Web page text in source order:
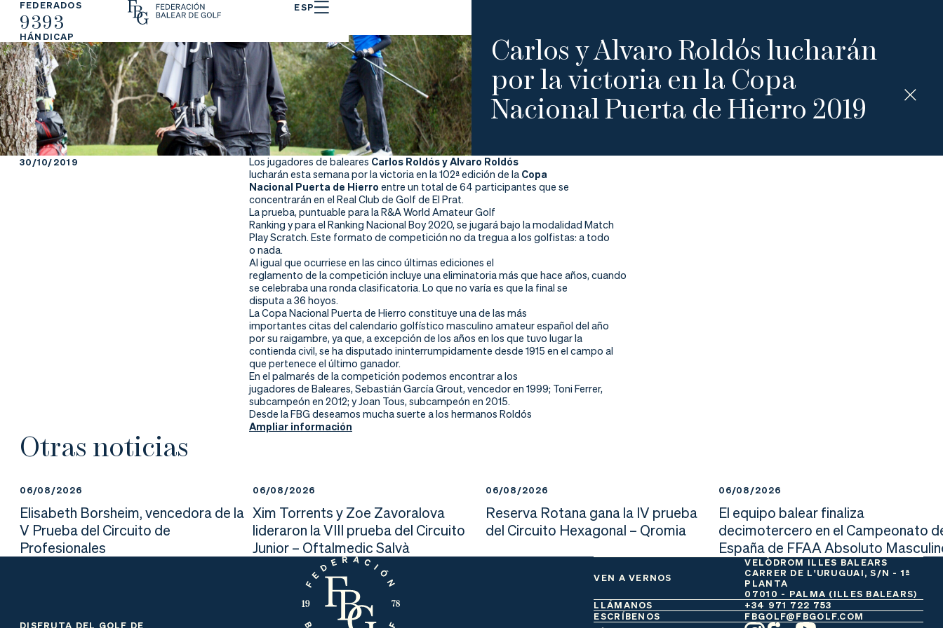
FEDERADOS
9393
HÁNDICAP
ESP
La
Fe
de
ra
ci
Fe
de
ra
rs
e
Ju
ga
r
Carlos y Alvaro Roldós lucharán
por la victoria en la Copa
Nacional Puerta de Hierro 2019
30/10/2019 Los jugadores de baleares Carlos Roldós y Alvaro Roldós
lucharán esta semana por la victoria en la 102ª edición de la Copa
Nacional Puerta de Hierro entre un total de 64 participantes que se
concentrarán en el Real Club de Golf de El Prat.
La prueba, puntuable para la R&A World Amateur Golf
Ranking y para el Ranking Nacional Boy 2020, se jugará bajo la modalidad Match
Play Scratch. Este formato de competición no da tregua a los golfistas: a todo
o nada.
Al igual que ocurriese en las cinco últimas ediciones el
reglamento de la competición incluye una eliminatoria más que hace años, cuando
se celebraba una ronda clasificatoria. Lo que no varía es que la final se
disputa a 36 hoyos.
La Copa Nacional Puerta de Hierro constituye una de las más
importantes citas del calendario golfístico masculino amateur español del año
por su raigambre, ya que, a excepción de los años en los que tuvo lugar la
contienda civil, se ha disputado ininterrumpidamente desde 1915 en el campo al
que pertenece el último ganador.
En el palmarés de la competición podemos encontrar a los
jugadores de Baleares, Sebastián García Grout, vencedor en 1999; Toni Ferrer,
subcampeón en 2012; y Joan Tous, subcampeón en 2015.
Desde la FBG deseamos mucha suerte a los hermanos Roldós
Ampliar información
Otras noticias
06/08/2026
Elisabeth Borsheim, vencedora de la
V Prueba del Circuito de
Profesionales
06/08/2026
Xim Torrents y Zoe Zavoralova
lideraron la VIII prueba del Circuito
Junior – Oftalmedic Salvà
06/08/2026
Reserva Rotana gana la IV prueba
del Circuito Hexagonal – Qromia
06/08/2026
El equipo balear finaliza
decimotercero en el Campeonato
España de FFAA Absoluto
DISFRUTA DEL GOLF DE
VEN A VERNOS
VELÒDROM ILLES BALEARS
CARRER DE L'URUGUAI, S/N - 1ª
PLANTA
07010 - PALMA (ILLES BALEARS)
LLÁMANOS
+34 971 722 753
ESCRÍBENOS
FBGOLF@FBGOLF.COM